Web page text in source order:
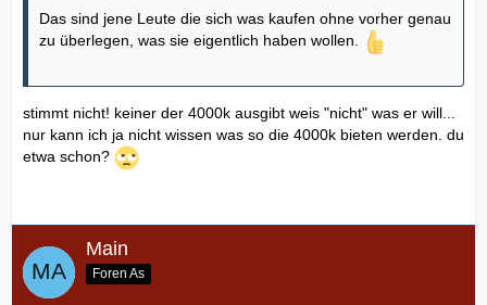
Das sind jene Leute die sich was kaufen ohne vorher genau
zu überlegen, was sie eigentlich haben wollen.
stimmt nicht! keiner der 4000k ausgibt weis "nicht" was er will...
nur kann ich ja nicht wissen was so die 4000k bieten werden. du
etwa schon?
Main
Foren As